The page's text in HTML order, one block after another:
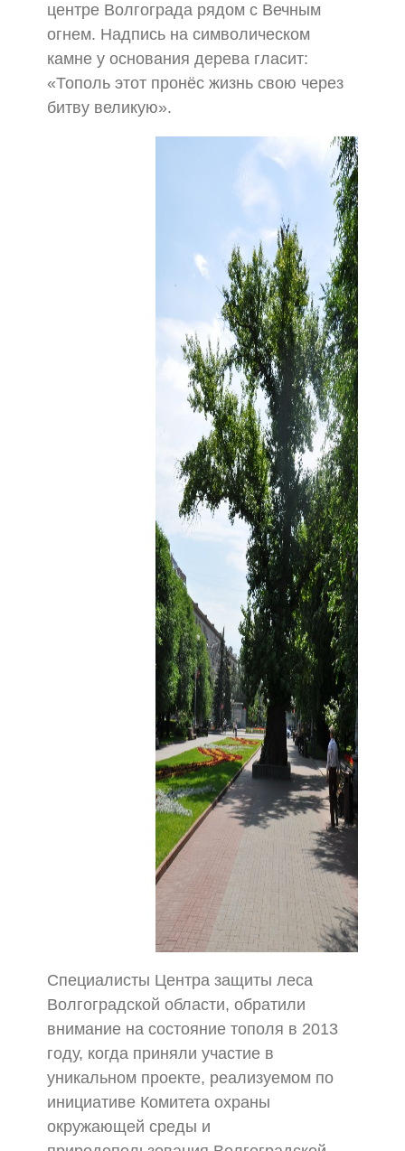
центре Волгограда рядом с Вечным
огнем. Надпись на символическом
камне у основания дерева гласит:
«Тополь этот пронёс жизнь свою через
битву великую».
Специалисты Центра защиты леса
Волгоградской области, обратили
внимание на состояние тополя в 2013
году, когда приняли участие в
уникальном проекте, реализуемом по
инициативе Комитета охраны
окружающей среды и